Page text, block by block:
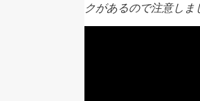
無効になるリスクがあるので注意しま